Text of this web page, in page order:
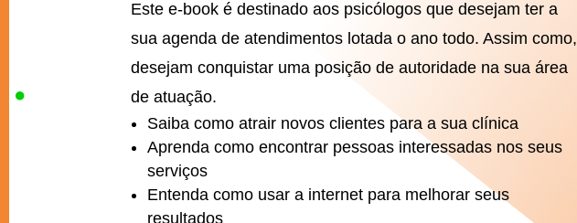
Este e-book é destinado aos psicólogos que desejam ter a
sua agenda de atendimentos lotada o ano todo. Assim como,
desejam conquistar uma posição de autoridade na sua área
de atuação.
Saiba como atrair novos clientes para a sua clínica
Aprenda como encontrar pessoas interessadas nos seus
serviços
Entenda como usar a internet para melhorar seus
resultados